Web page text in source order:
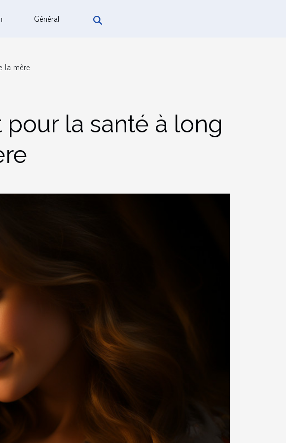
Général
la mère
la santé à long